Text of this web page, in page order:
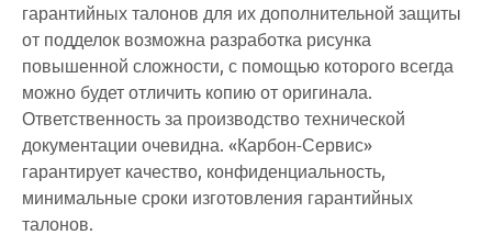
гарантийных талонов для их дополнительной защиты
от подделок возможна разработка рисунка
повышенной сложности, с помощью которого всегда
можно будет отличить копию от оригинала.
Ответственность за производство технической
документации очевидна. «Карбон-Сервис»
гарантирует качество, конфиденциальность,
минимальные сроки изготовления гарантийных
талонов.